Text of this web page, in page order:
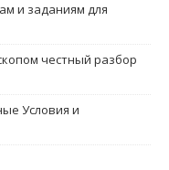
и заданиям для
честный разбор
Условия и